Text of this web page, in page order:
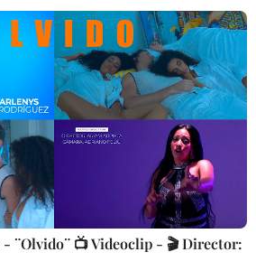
¨Olvido¨ 📺 Videoclip - 🎬 Director: